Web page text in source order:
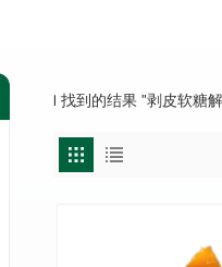
1 找到的结果 "剥皮软糖